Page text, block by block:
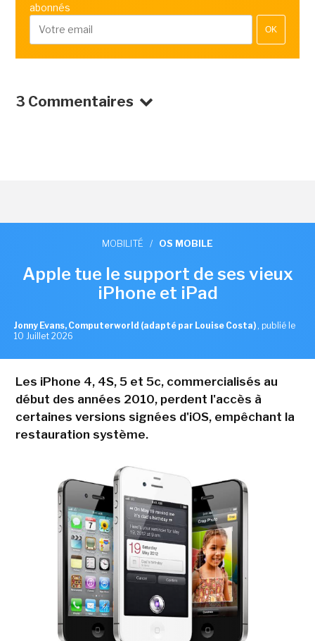
abonnés
OK
3 Commentaires
MOBILITÉ / OS MOBILE
Apple tue le support de ses vieux
iPhone et iPad
Jonny Evans, Computerworld (adapté par Louise Costa) , publié le
10 Juillet 2026
Les iPhone 4, 4S, 5 et 5c, commercialisés au
début des années 2010, perdent l'accès à
certaines versions signées d'iOS, empêchant la
restauration système.